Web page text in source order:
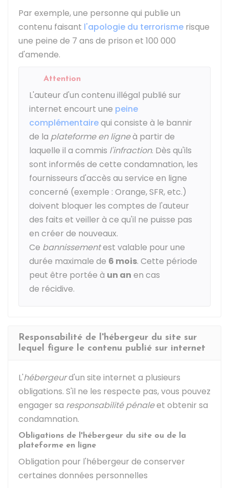
Par exemple, une personne qui publie un
contenu faisant l'apologie du terrorisme risque
une peine de 7 ans de prison et 100 000
d'amende.
Attention
L'auteur d'un contenu illégal publié sur
internet encourt une peine
complémentairequi consiste à le bannir
de la plateforme en ligneà partir de
laquelle il a commis l'infraction. Dès qu'ils
sont informés de cette condamnation, les
fournisseurs d'accès au service en ligne
concerné (exemple : Orange, SFR, etc.)
doivent bloquer les comptes de l'auteur
des faits et veiller à ce qu'il ne puisse pas
en créer de nouveaux.
Ce bannissementest valable pour une
durée maximale de 6 mois. Cette période
peut être portée à un an en cas
de récidive.
Responsabilité de l'hébergeur du site sur
lequel figure le contenu publié sur internet
L'hébergeurd'un site internet a plusieurs
obligations. S'il ne les respecte pas, vous pouvez
engager sa responsabilité pénaleet obtenir sa
condamnation.
Obligations de l'hébergeur du site ou de la
plateforme en ligne
Obligation pour l'hébergeur de conserver
certaines données personnelles